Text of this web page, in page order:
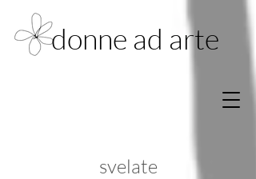
donne ad arte
svelate